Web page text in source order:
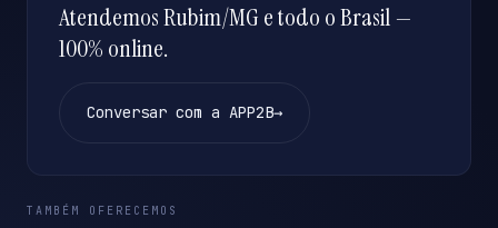
Atendemos Rubim/MG e todo o Brasil —
100% online.
Conversar com a APP2B→
TAMBÉM OFERECEMOS